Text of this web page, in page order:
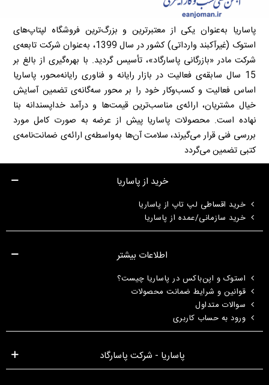
پاساریا به‌عنوان یکی از معتبرترین و بزرگ‌ترین فروشگاه لپتاپ‌های
استوک (غیرآکبند وارداتی) کشور در سال 1399، به‌عنوان شرکت تابعه‌ی
شرکت مادر «بازرگانی پاسارگاد»، تأسیس گردید. با بهره‌گیری از بالغ بر
15 سال سابقه‌ی فعالیت در بازار رایانه و فناوری رایانه‌محور، پاساریا
اساس فعالیت و کسب‌وکار خود را بر محور سه‌گانه‌ی تضمین آسایش
خیال مشتریان، ارائه‌ی مناسب‌ترین قیمت‌ها و درآمد خداپسندانه بنا
نهاده است. محصولات پاساریا پیش از عرضه به صورت کامل مورد
بررسی فنی قرار می‌گیرند، سلامت آن‌ها به‌واسطه‌ی ارائه‌ی ضمانت‌نامه‌ی
کتبی تضمین می‌گردد
خرید از پاساریا
خرید اقساطی لپ تاپ از پاساریا
خرید سازمانی/عمده از پاساریا
اطلاعات بیشتر
استوک و اپن‌باکس در پاساریا چیست؟
قوانین و شرایط ضمانت محصولات
سوالات متداول
ورود به حساب کاربری
پاساریا - شرکت پاسارگاد